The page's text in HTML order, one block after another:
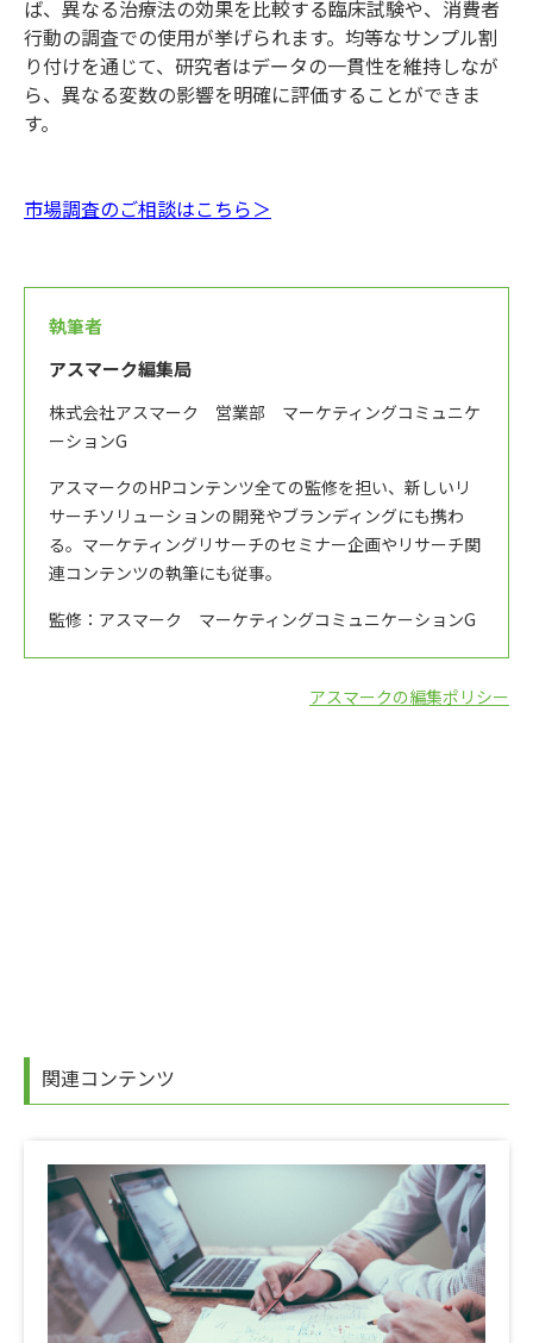
ば、異なる治療法の効果を比較する臨床試験や、消費者
行動の調査での使用が挙げられます。均等なサンプル割
り付けを通じて、研究者はデータの一貫性を維持しなが
ら、異なる変数の影響を明確に評価することができま
す。
市場調査のご相談はこちら＞
執筆者
アスマーク編集局
株式会社アスマーク 営業部 マーケティングコミュニケ
ーションG
アスマークのHPコンテンツ全ての監修を担い、新しいリ
サーチソリューションの開発やブランディングにも携わ
る。マーケティングリサーチのセミナー企画やリサーチ関
連コンテンツの執筆にも従事。
監修：アスマーク マーケティングコミュニケーションG
アスマークの編集ポリシー
関連コンテンツ